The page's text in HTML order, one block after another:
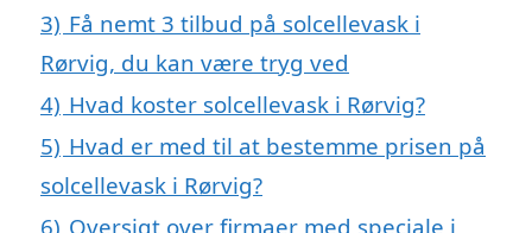
3) Få nemt 3 tilbud på solcellevask i
Rørvig, du kan være tryg ved
4) Hvad koster solcellevask i Rørvig?
5) Hvad er med til at bestemme prisen på
solcellevask i Rørvig?
6) Oversigt over firmaer med speciale i